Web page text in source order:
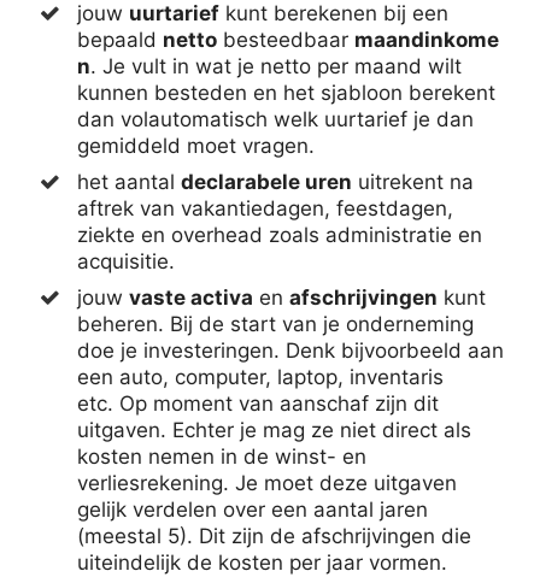
jouw uurtarief kunt berekenen bij een
bepaald netto besteedbaar maandinkome
n. Je vult in wat je netto per maand wilt
kunnen besteden en het sjabloon berekent
dan volautomatisch welk uurtarief je dan
gemiddeld moet vragen.
het aantal declarabele uren uitrekent na
aftrek van vakantiedagen, feestdagen,
ziekte en overhead zoals administratie en
acquisitie.
jouw vaste activa en afschrijvingen kunt
beheren. Bij de start van je onderneming
doe je investeringen. Denk bijvoorbeeld aan
een auto, computer, laptop, inventaris
etc. Op moment van aanschaf zijn dit
uitgaven. Echter je mag ze niet direct als
kosten nemen in de winst- en
verliesrekening. Je moet deze uitgaven
gelijk verdelen over een aantal jaren
(meestal 5). Dit zijn de afschrijvingen die
uiteindelijk de kosten per jaar vormen.